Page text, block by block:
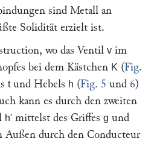
sind Metall an
Solidität erzielt ist.
wo das Ventil v im
bei dem Kästchen K (Fig.
tund Hebels h (Fig. 5 und 6)
kann es durch den zweiten
h' mittelst des Griffes g und
Außen durch den Conducteur